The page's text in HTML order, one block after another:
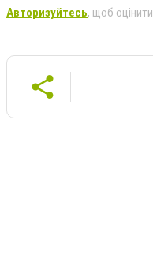
Авторизуйтесь, щоб оцінити